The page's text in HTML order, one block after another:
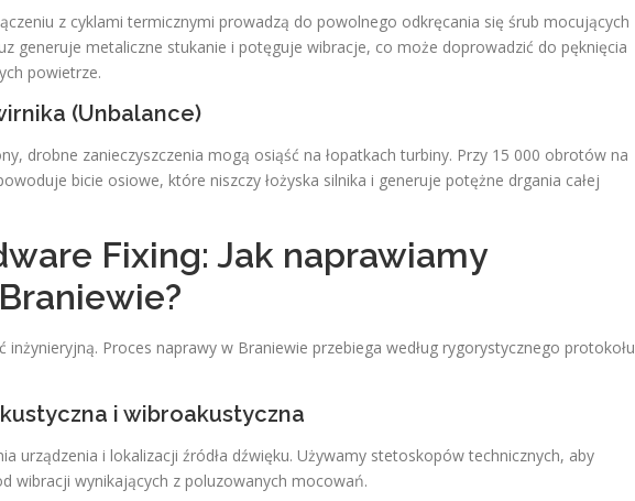
z cyklami termicznymi prowadzą do powolnego odkręcania się śrub mocujących
generuje metaliczne stukanie i potęguje wibracje, co może doprowadzić do pęknięcia
powietrze.
(Unbalance)
drobne zanieczyszczenia mogą osiąść na łopatkach turbiny. Przy 15 000 obrotów na
bicie osiowe, które niszczy łożyska silnika i generuje potężne drgania całej
Fixing: Jak naprawiamy
Proces naprawy w Braniewie przebiega według rygorystycznego protokołu
i wibroakustyczna
urządzenia i lokalizacji źródła dźwięku. Używamy stetoskopów technicznych, aby
wibracji wynikających z poluzowanych mocowań.